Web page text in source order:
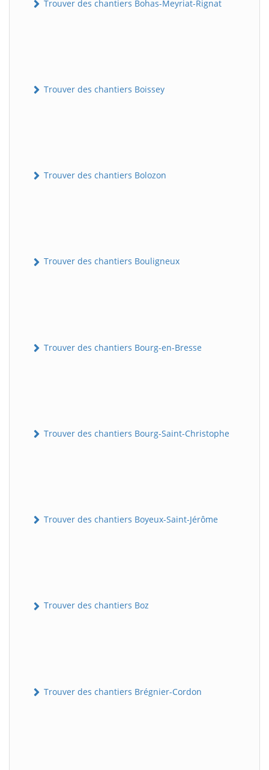
Trouver des chantiers Bohas-Meyriat-Rignat
Trouver des chantiers Boissey
Trouver des chantiers Bolozon
Trouver des chantiers Bouligneux
Trouver des chantiers Bourg-en-Bresse
Trouver des chantiers Bourg-Saint-Christophe
Trouver des chantiers Boyeux-Saint-Jérôme
Trouver des chantiers Boz
Trouver des chantiers Brégnier-Cordon